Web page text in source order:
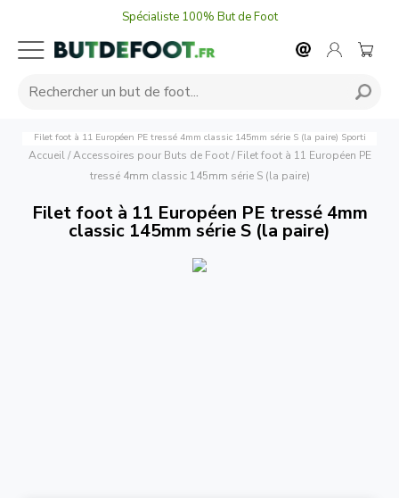
Spécialiste 100% But de Foot
Filet foot à 11 Européen PE tressé 4mm classic 145mm série S (la paire) Sporti
Accueil/ Accessoires pour Buts de Foot/ Filet foot à 11 Européen PE
tressé 4mm classic 145mm série S (la paire)
Filet foot à 11 Européen PE tressé 4mm
classic 145mm série S (la paire)